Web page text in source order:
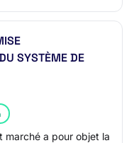
SYSTÈME DE
marché a pour objet la